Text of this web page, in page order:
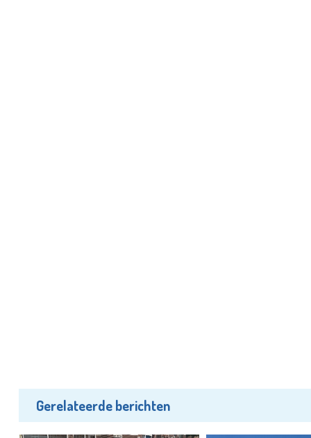
Gerelateerde berichten